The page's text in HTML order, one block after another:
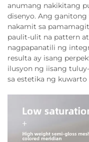
anumang nakikitang
disenyo. Ang
nakamit sa
paulit-ulit na pattern
nagpapanatili ng
resulta ay isang
ilusyon ng iisang
sa estetika ng